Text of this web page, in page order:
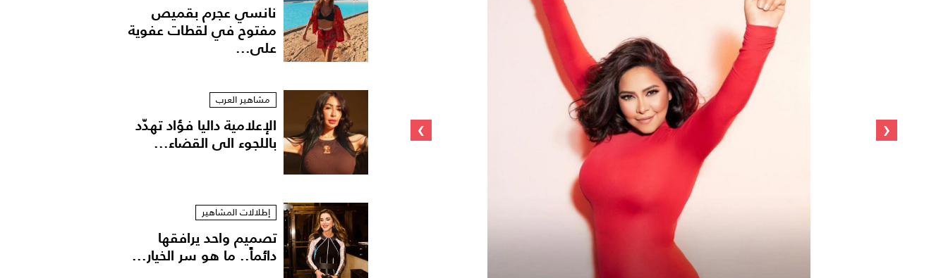
‹
›
نانسي عجرم بقميص
مفتوح في لقطات عفوية
على...
مشاهير العرب
الإعلامية داليا فؤاد تهدّد
باللجوء الى القضاء...
إطلالات المشاهير
تصميم واحد يرافقها
دائماً.. ما هو سر الخيار...